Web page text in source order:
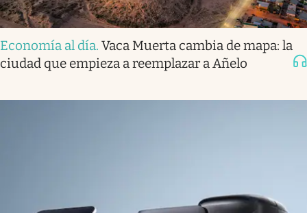
Economía al día. Vaca Muerta cambia de mapa: la
ciudad que empieza a reemplazar a Añelo